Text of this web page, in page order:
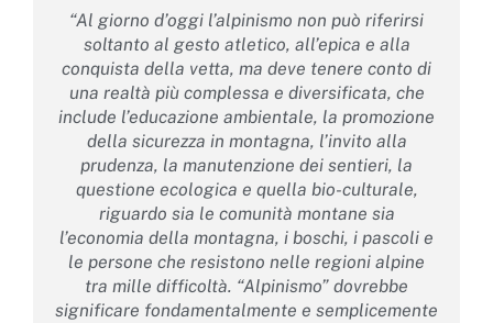
“Al giorno d’oggi l’alpinismo non può riferirsi
soltanto al gesto atletico, all’epica e alla
conquista della vetta, ma deve tenere conto di
una realtà più complessa e diversificata, che
include l’educazione ambientale, la promozione
della sicurezza in montagna, l’invito alla
prudenza, la manutenzione dei sentieri, la
questione ecologica e quella bio-culturale,
riguardo sia le comunità montane sia
l’economia della montagna, i boschi, i pascoli e
le persone che resistono nelle regioni alpine
tra mille difficoltà. “Alpinismo” dovrebbe
significare fondamentalmente e semplicemente